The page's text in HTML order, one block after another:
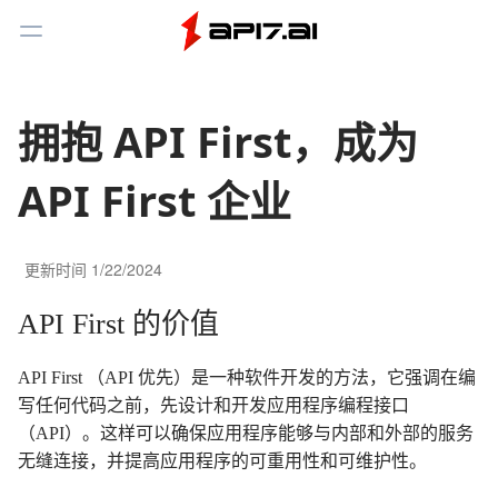
Toggle Menu
拥抱 API First，成为
API First 企业
更新时间 1/22/2024
API First 的价值
API First （API 优先）是一种软件开发的方法，它强调在编
写任何代码之前，先设计和开发应用程序编程接口
（API）。这样可以确保应用程序能够与内部和外部的服务
无缝连接，并提高应用程序的可重用性和可维护性。